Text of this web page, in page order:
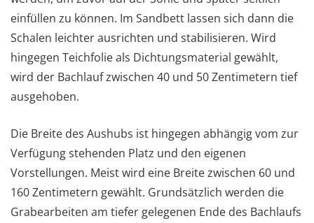
einfüllen zu können. Im Sandbett lassen sich dann die
Schalen leichter ausrichten und stabilisieren. Wird
hingegen Teichfolie als Dichtungsmaterial gewählt,
wird der Bachlauf zwischen 40 und 50 Zentimetern tief
ausgehoben.
Die Breite des Aushubs ist hingegen abhängig vom zur
Verfügung stehenden Platz und den eigenen
Vorstellungen. Meist wird eine Breite zwischen 60 und
160 Zentimetern gewählt. Grundsätzlich werden die
Grabearbeiten am tiefer gelegenen Ende des Bachlaufs